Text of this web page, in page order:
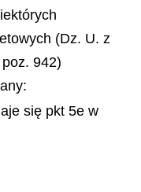
(Dz. U. z
942)
się pkt 5e w